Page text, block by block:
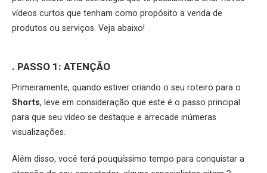
vídeos curtos que tenham como propósito a venda de
produtos ou serviços. Veja abaixo!
. PASSO 1: ATENÇÃO
Primeiramente, quando estiver criando o seu roteiro para o
Shorts, leve em consideração que este é o passo principal
para que seu vídeo se destaque e arrecade inúmeras
visualizações.
Além disso, você terá pouquíssimo tempo para conquistar a